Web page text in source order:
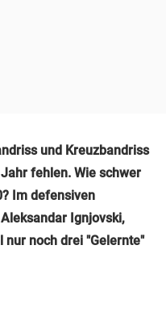
und Kreuzbandriss
fehlen. Wie schwer
Im defensiven
Ignjovski,
nur noch drei "Gelernte"